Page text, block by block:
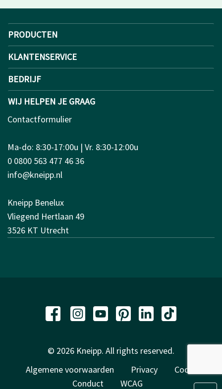
PRODUCTEN
KLANTENSERVICE
BEDRIJF
WIJ HELPEN JE GRAAG
Contactformulier
Ma-do: 8:30-17:00u | Vr. 8:30-12:00u
0 0800 563 477 46 36
info@kneipp.nl
Kneipp Benelux
Vliegend Hertlaan 49
3526 KT Utrecht
© 2026 Kneipp. All rights reserved.
Algemene voorwaarden
Privacy
Code of
Conduct
WCAG